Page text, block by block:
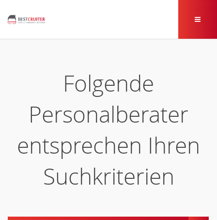
Folgende
Personalberater
entsprechen Ihren
Suchkriterien